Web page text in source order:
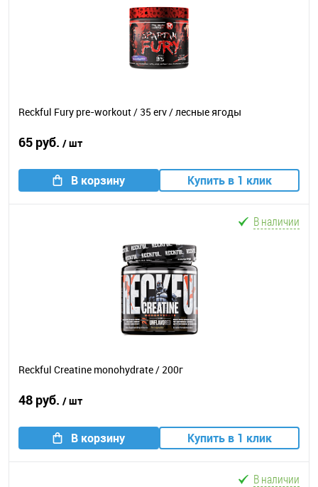
Reckful Fury pre-workout / 35 erv / лесные ягоды
65 руб. / шт
В корзину Купить в 1 клик
В наличии
Reckful Creatine monohydrate / 200г
48 руб. / шт
В корзину Купить в 1 клик
В наличии